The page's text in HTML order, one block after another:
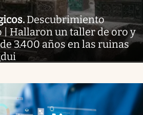
.Descubrimiento
Hallaron un taller de oro y
3.400 años en las ruinas